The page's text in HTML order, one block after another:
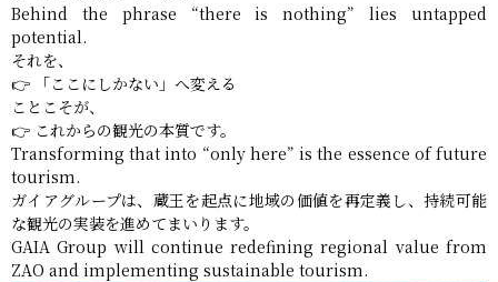
Behind the phrase “there is nothing” lies untapped
potential.
それを、
👉 「ここにしかない」へ変える
ことこそが、
👉 これからの観光の本質です。
Transforming that into “only here” is the essence of future
tourism.
ガイアグループは、蔵王を起点に地域の価値を再定義し、持続可能
な観光の実装を進めてまいります。
GAIA Group will continue redefining regional value from
ZAO and implementing sustainable tourism.